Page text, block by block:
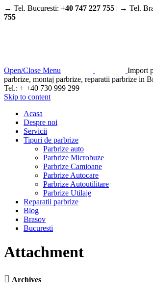
→ Tel. Bucuresti: +40 747 227 755 | → Tel.
755
Open/Close Menu
Import
parbrize, montaj parbrize, reparatii parbrize in
Tel.: + +40 730 999 299
Skip to content
Acasa
Despre noi
Servicii
Tipuri de parbrize
Parbrize auto
Parbrize Microbuze
Parbrize Camioane
Parbrize Autocare
Parbrize Autoutilitare
Parbrize Utilaje
Reparatii parbrize
Blog
Brasov
Bucuresti
Attachment
 Archives